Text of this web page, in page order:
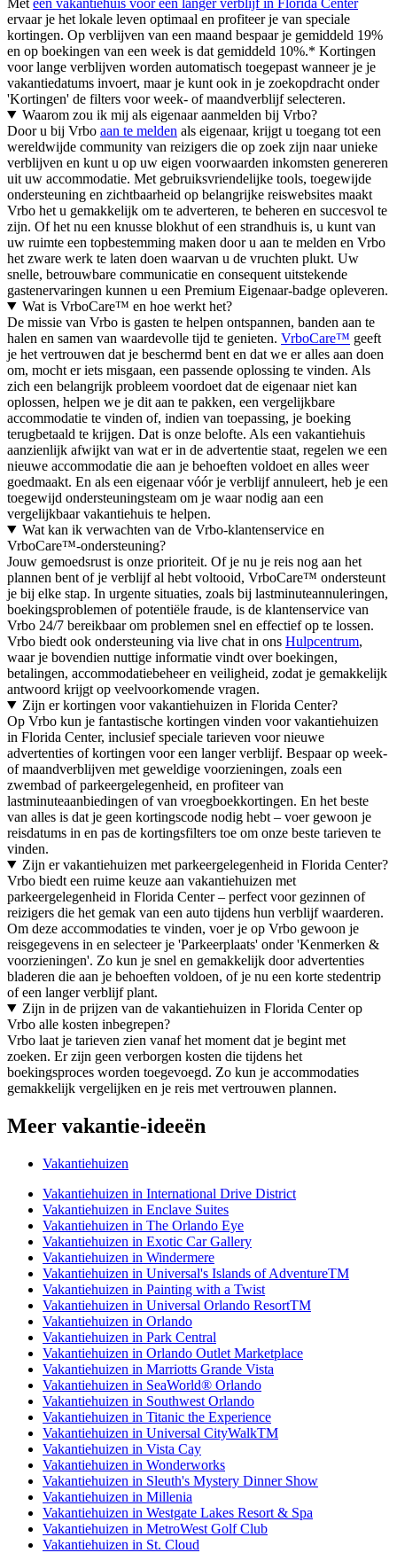
ervaar je het lokale leven optimaal en profiteer je van speciale
kortingen. Op verblijven van een maand bespaar je gemiddeld 19%
en op boekingen van een week is dat gemiddeld 10%.* Kortingen
voor lange verblijven worden automatisch toegepast wanneer je je
vakantiedatums invoert, maar je kunt ook in je zoekopdracht onder
'Kortingen' de filters voor week- of maandverblijf selecteren.
Waarom zou ik mij als eigenaar aanmelden bij Vrbo?
Door u bij Vrbo aan te melden als eigenaar, krijgt u toegang tot een
wereldwijde community van reizigers die op zoek zijn naar unieke
verblijven en kunt u op uw eigen voorwaarden inkomsten genereren
uit uw accommodatie. Met gebruiksvriendelijke tools, toegewijde
ondersteuning en zichtbaarheid op belangrijke reiswebsites maakt
Vrbo het u gemakkelijk om te adverteren, te beheren en succesvol te
zijn. Of het nu een knusse blokhut of een strandhuis is, u kunt van
uw ruimte een topbestemming maken door u aan te melden en Vrbo
het zware werk te laten doen waarvan u de vruchten plukt. Uw
snelle, betrouwbare communicatie en consequent uitstekende
gastenervaringen kunnen u een Premium Eigenaar-badge opleveren.
Wat is VrboCare™ en hoe werkt het?
De missie van Vrbo is gasten te helpen ontspannen, banden aan te
halen en samen van waardevolle tijd te genieten. VrboCare™ geeft
je het vertrouwen dat je beschermd bent en dat we er alles aan doen
om, mocht er iets misgaan, een passende oplossing te vinden. Als
zich een belangrijk probleem voordoet dat de eigenaar niet kan
oplossen, helpen we je dit aan te pakken, een vergelijkbare
accommodatie te vinden of, indien van toepassing, je boeking
terugbetaald te krijgen. Dat is onze belofte. Als een vakantiehuis
aanzienlijk afwijkt van wat er in de advertentie staat, regelen we een
nieuwe accommodatie die aan je behoeften voldoet en alles weer
goedmaakt. En als een eigenaar vóór je verblijf annuleert, heb je een
toegewijd ondersteuningsteam om je waar nodig aan een
vergelijkbaar vakantiehuis te helpen.
Wat kan ik verwachten van de Vrbo-klantenservice en
VrboCare™-ondersteuning?
Jouw gemoedsrust is onze prioriteit. Of je nu je reis nog aan het
plannen bent of je verblijf al hebt voltooid, VrboCare™ ondersteunt
je bij elke stap. In urgente situaties, zoals bij lastminuteannuleringen,
boekingsproblemen of potentiële fraude, is de klantenservice van
Vrbo 24/7 bereikbaar om problemen snel en effectief op te lossen.
Vrbo biedt ook ondersteuning via live chat in ons Hulpcentrum,
waar je bovendien nuttige informatie vindt over boekingen,
betalingen, accommodatiebeheer en veiligheid, zodat je gemakkelijk
antwoord krijgt op veelvoorkomende vragen.
Zijn er kortingen voor vakantiehuizen in Florida Center?
Op Vrbo kun je fantastische kortingen vinden voor vakantiehuizen
in Florida Center, inclusief speciale tarieven voor nieuwe
advertenties of kortingen voor een langer verblijf. Bespaar op week-
of maandverblijven met geweldige voorzieningen, zoals een
zwembad of parkeergelegenheid, en profiteer van
lastminuteaanbiedingen of van vroegboekkortingen. En het beste
van alles is dat je geen kortingscode nodig hebt – voer gewoon je
reisdatums in en pas de kortingsfilters toe om onze beste tarieven te
vinden.
Zijn er vakantiehuizen met parkeergelegenheid in Florida Center?
Vrbo biedt een ruime keuze aan vakantiehuizen met
parkeergelegenheid in Florida Center – perfect voor gezinnen of
reizigers die het gemak van een auto tijdens hun verblijf waarderen.
Om deze accommodaties te vinden, voer je op Vrbo gewoon je
reisgegevens in en selecteer je 'Parkeerplaats' onder 'Kenmerken &
voorzieningen'. Zo kun je snel en gemakkelijk door advertenties
bladeren die aan je behoeften voldoen, of je nu een korte stedentrip
of een langer verblijf plant.
Zijn in de prijzen van de vakantiehuizen in Florida Center op
Vrbo alle kosten inbegrepen?
Vrbo laat je tarieven zien vanaf het moment dat je begint met
zoeken. Er zijn geen verborgen kosten die tijdens het
boekingsproces worden toegevoegd. Zo kun je accommodaties
gemakkelijk vergelijken en je reis met vertrouwen plannen.
Meer vakantie-ideeën
Vakantiehuizen
Vakantiehuizen in International Drive District
Vakantiehuizen in Enclave Suites
Vakantiehuizen in The Orlando Eye
Vakantiehuizen in Exotic Car Gallery
Vakantiehuizen in Windermere
Vakantiehuizen in Universal's Islands of AdventureTM
Vakantiehuizen in Painting with a Twist
Vakantiehuizen in Universal Orlando ResortTM
Vakantiehuizen in Orlando
Vakantiehuizen in Park Central
Vakantiehuizen in Orlando Outlet Marketplace
Vakantiehuizen in Marriotts Grande Vista
Vakantiehuizen in SeaWorld® Orlando
Vakantiehuizen in Southwest Orlando
Vakantiehuizen in Titanic the Experience
Vakantiehuizen in Universal CityWalkTM
Vakantiehuizen in Vista Cay
Vakantiehuizen in Wonderworks
Vakantiehuizen in Sleuth's Mystery Dinner Show
Vakantiehuizen in Millenia
Vakantiehuizen in Westgate Lakes Resort & Spa
Vakantiehuizen in MetroWest Golf Club
Vakantiehuizen in St. Cloud